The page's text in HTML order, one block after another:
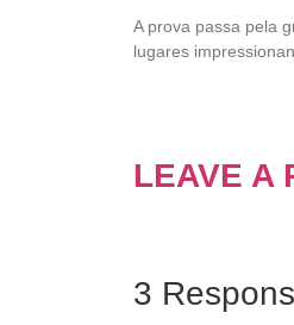
A prova passa pela
lugares
LEAVE A
3